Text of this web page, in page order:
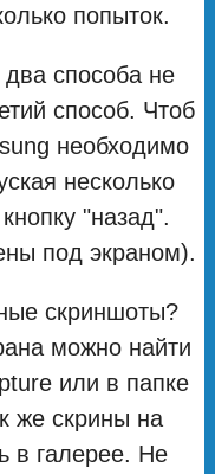
попыток.
способа не
способ. Чтоб
необходимо
несколько
"назад".
под экраном).
скриншоты?
можно найти
или в папке
же скрины на
в галерее. Не